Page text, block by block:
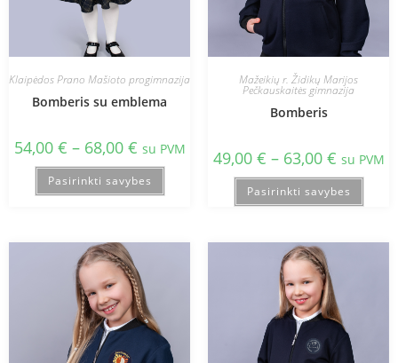
Klaipėdos Prano Mašioto progimnazija
Bomberis su emblema
54,00 € – 68,00 € su PVM
Pasirinkti savybes
Mažeikių r. Židikų Marijos
Pečkauskaitės gimnazija
Bomberis
49,00 € – 63,00 € su PVM
Pasirinkti savybes